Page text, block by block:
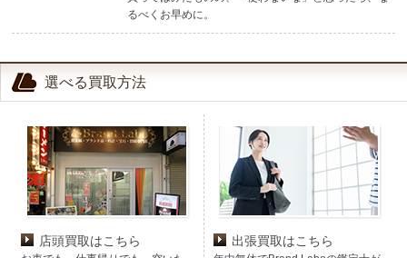
るべくお早めに。
選べる買取方法
店頭買取はこちら 出張買取はこちら